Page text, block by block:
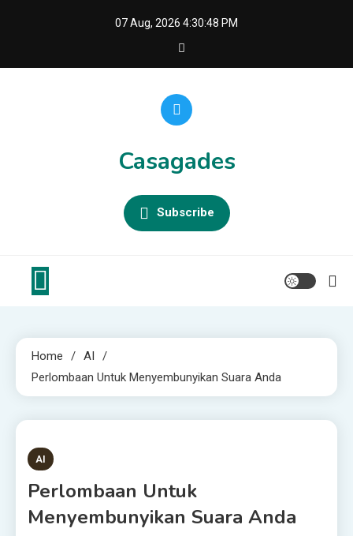
07 Aug, 2026 4:30:49 PM
Casagades
Subscribe
Home
AI
Perlombaan Untuk Menyembunyikan Suara Anda
4 MINS READ
AI
Perlombaan Untuk
Menyembunyikan Suara Anda